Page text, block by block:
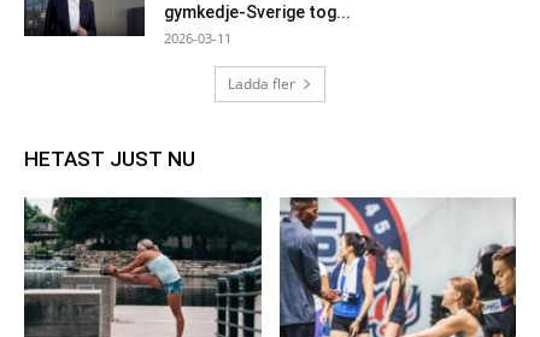
gymkedje-Sverige tog...
2026-03-11
Ladda fler
HETAST JUST NU